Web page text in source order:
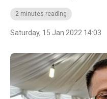
2 minutes reading
Saturday, 15 Jan 2022 14:03